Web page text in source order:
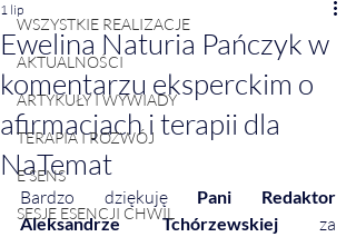
WSZYSTKIE REALIZACJE
AKTUALNOŚCI
ARTYKUŁY I WYWIADY
TERAPIA I ROZWÓJ
E SENS
SESJE ESENCJI CHWIL
Ewelina Naturia Pańczyk w
komentarzu eksperckim o
afirmacjach i terapii dla
NaTemat
1 lip
Bardzo dziękuję Pani Redaktor
Aleksandrze Tchórzewskiej za